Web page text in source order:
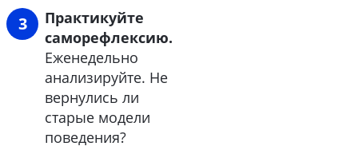
Практикуйте
саморефлексию.
Еженедельно
анализируйте. Не
вернулись ли
старые модели
поведения?